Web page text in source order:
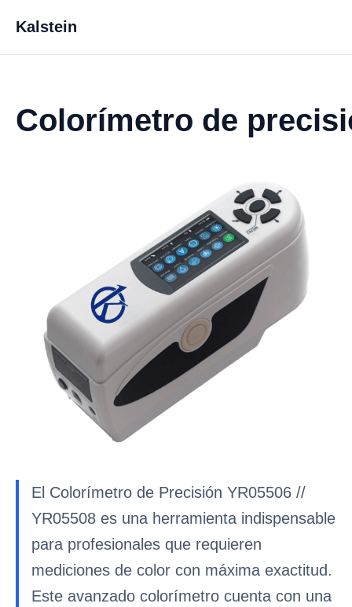
Kalstein
Colorímetro de
El Colorímetro de Precisión YR05506 //
YR05508 es una herramienta indispensable
para profesionales que requieren
mediciones de color con máxima exactitud.
Este avanzado colorímetro cuenta con una